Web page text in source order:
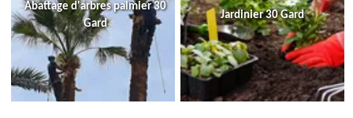
Abattage d'arbres palmier 30
Gard
Jardinier 30 Gard